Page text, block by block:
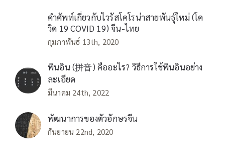
คำศัพท์เกี่ยวกับไวรัสโคโรน่าสายพันธุ์ใหม่ (โค
วิด 19 COVID 19) จีน-ไทย
กุมภาพันธ์ 13th, 2020
พินอิน (拼音) คืออะไร? วิธีการใช้พินอินอย่าง
ละเอียด
มีนาคม 24th, 2022
พัฒนาการของตัวอักษรจีน
กันยายน 22nd, 2020